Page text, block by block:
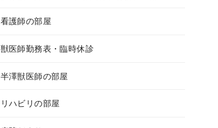
看護師の部屋
獣医師勤務表・臨時休診
半澤獣医師の部屋
リハビリの部屋